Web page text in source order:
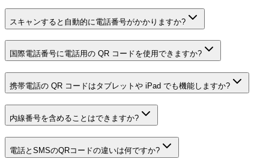
スキャンすると自動的に電話番号がかかりますか?
国際電話番号に電話用の QR コードを使用できますか?
携帯電話の QR コードはタブレットや iPad でも機能しますか?
内線番号を含めることはできますか?
電話とSMSのQRコードの違いは何ですか?